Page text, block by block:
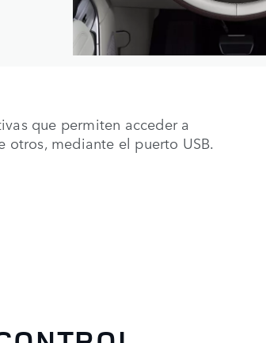
que permiten acceder a
otros, mediante el puerto USB.